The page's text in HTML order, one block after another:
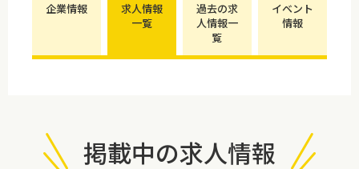
企業情報
求人情報
一覧
過去の求
人情報一
覧
イベント
情報
掲載中の求人情報